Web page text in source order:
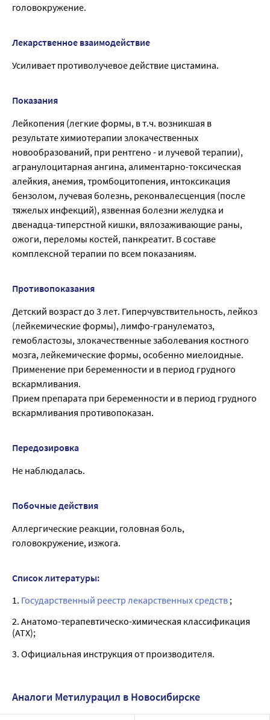
головокружение.
Лекарственное взаимодействие
Усиливает противолучевое действие цистамина.
Показания
Лейкопения (легкие формы, в т.ч. возникшая в
результате химиотерапии злокачественных
новообразований, при рентгено - и лучевой терапии),
агранулоцитарная ангина, алиментарно-токсическая
алейкия, анемия, тромбоцитопения, интоксикация
бензолом, лучевая болезнь, реконвалесценция (после
тяжелых инфекций), язвенная болезни желудка и
двенадца-типерстной кишки, вялозаживающие раны,
ожоги, переломы костей, панкреатит. В составе
комплексной терапии по всем показаниям.
Противопоказания
Детский возраст до 3 лет. Гиперчувствительность, лейкоз
(лейкемические формы), лимфо-гранулематоз,
гемобластозы, злокачественные заболевания костного
мозга, лейкемические формы, особенно миелоидные.
Применение при беременности и в период грудного
вскармливания.
Прием препарата при беременности и в период грудного
вскармливания противопоказан.
Передозировка
Не наблюдалась.
Побочные действия
Аллергические реакции, головная боль,
головокружение, изжога.
Список литературы:
1. Государственный реестр лекарственных средств ;
2. Анатомо-терапевтическо-химическая классификация
(ATX);
3. Официальная инструкция от производителя.
Аналоги Метилурацил в Новосибирске